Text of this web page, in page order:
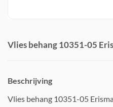
Vlies behang 10351-05
Beschrijving
Vlies behang 10351-05